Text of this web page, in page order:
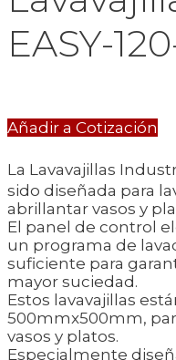
EASY-
Añadir a Cotización
La Lavavajillas
sido diseñada para
abrillantar vasos y
El panel de control
un programa de
suficiente para
mayor suciedad.
Estos lavavajillas
500mmx500mm,
vasos y platos.
Especialmente